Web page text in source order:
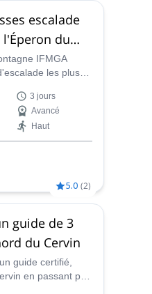
escalade
du
IFMGA
les plus
plus célèbres
3 jours
Avancé
Haut
5.0 (2)
guide de 3
du Cervin
guide certifié,
en passant par